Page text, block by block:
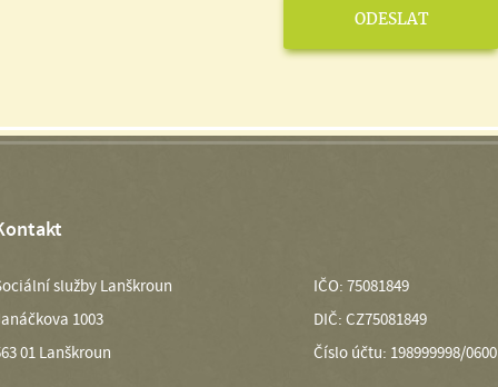
služby Lanškroun
1003
01 Lanškroun
IČO: 75081849
DIČ: CZ75081849
Číslo účtu: 198999998/0600